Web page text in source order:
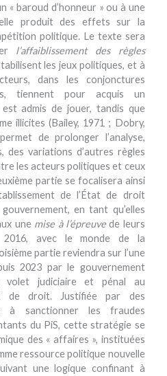
« baroud d’honneur » ou à une
produit des effets sur la
politique. Le texte sera
l’affaiblissement des
règles
les jeux politiques, et à
dans les conjonctures
tiennent pour acquis un
admis de jouer, tandis que
illicites (Bailey, 1971 ; Dobry,
de prolonger l’analyse,
des variations d’autres règles
les acteurs politiques et ceux
partie se focalisera ainsi
de l’État de droit
en tant qu’elles
une mise à l’épreuvede leurs
2016, avec le monde de la
partie reviendra sur l’une
2023 par le gouvernement
volet judiciaire et pénal au
de droit. Justifiée par des
à sanctionner les fraudes
du PiS, cette stratégie se
des « affaires », instituées
ressource politique nouvelle
une logique confinant à